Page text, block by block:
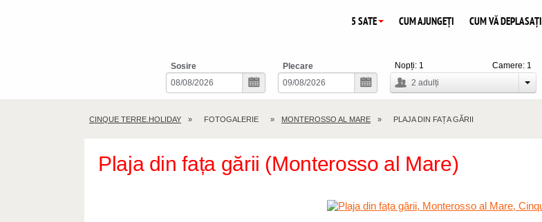
5 SATE CUM AJUNGEȚI CUM VĂ DEPLASAȚI
Sosire
Plecare
2 adulți
Nopți: 1 Camere: 1
CINQUE TERRE.HOLIDAY FOTOGALERIE MONTEROSSO AL MARE PLAJA DIN FAȚA GĂRII
Plaja din fața gării (Monterosso al Mare)